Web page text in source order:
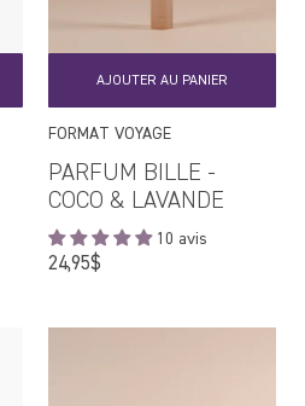
AJOUTER AU PANIER
FORMAT VOYAGE
PARFUM BILLE -
COCO & LAVANDE
10 avis
24,95$Prix